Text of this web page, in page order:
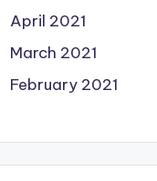
April 2021
March 2021
February 2021